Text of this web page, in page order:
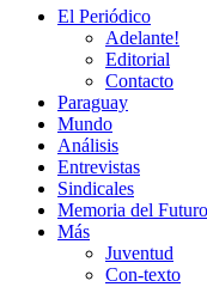
campoEl Periódico
Adelante!
Editorial
Contacto
Paraguay
Mundo
Análisis
Entrevistas
Sindicales
Memoria del Futuro
Más
Juventud
Con-texto